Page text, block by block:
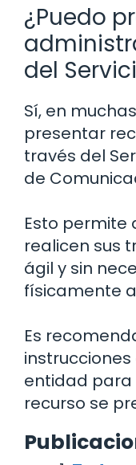
¿Puedo
del
Sí, en
presentar
través del
de
Esto permite
realicen sus
ágil y sin
físicamente
Es
entidad para
recurso se